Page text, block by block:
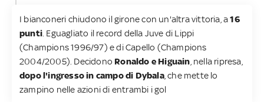
I bianconeri chiudono il girone con un'altra vittoria, a16
punti . Eguagliato il record della Juve di Lippi
(Champions 1996/97) e di Capello (Champions
2004/2005). Decidono Ronaldo e Higuain , nella ripresa,
dopo l'ingresso in campo di Dybala, che mette lo
zampino nelle azioni di entrambi i gol